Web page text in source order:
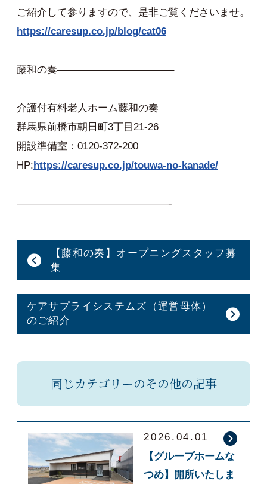
ご紹介して参りますので、是非ご覧くださいませ。
https://caresup.co.jp/blog/cat06
藤和の奏———————————–
介護付有料老人ホーム藤和の奏
群馬県前橋市朝日町3丁目21-26
開設準備室：0120-372-200
HP:https://caresup.co.jp/touwa-no-kanade/
———————————————-
【藤和の奏】オープニングスタッフ募
集
ケアサプライシステムズ（運営母体）
のご紹介
同じカテゴリーのその他の記事
2026.04.01
【グループホームな
つめ】開所いたしま